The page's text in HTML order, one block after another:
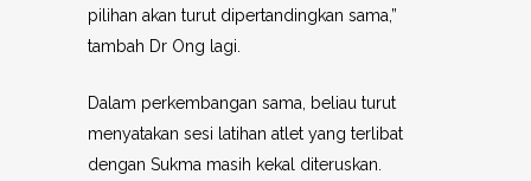
pilihan akan turut dipertandingkan sama,”
tambah Dr Ong lagi.
Dalam perkembangan sama, beliau turut
menyatakan sesi latihan atlet yang terlibat
dengan Sukma masih kekal diteruskan.